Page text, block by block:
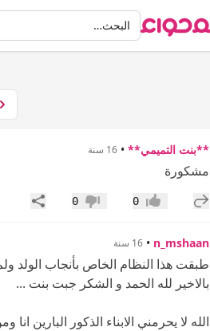
البحثالبحث…
**بنت التميمي** • 16 سنة
مشكورة
إضافة رد جديد
إعجاب0 عدم إعجاب
0 مشاركة
n_mshaan
• 16 سنة
طبقت هذا النظام الخاص بأنجاب الولد
بالاخير لله الحمد و الشكر جبت بنت ...
الله لا يحرمني الابناء الذكور البارين